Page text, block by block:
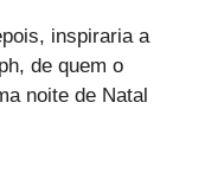
inspiraria a
de quem o
noite de Natal